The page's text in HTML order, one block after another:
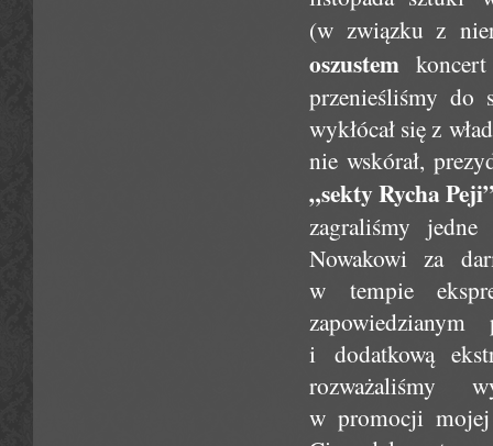
(w związku z
oszustemkoncert
przenieśliśmy do
wykłócał się z
nie wskórał,
„sekty Rycha
zagraliśmy
Nowakowi za
w tempie
i dodatkową
rozważaliśmy
w promocji mojej